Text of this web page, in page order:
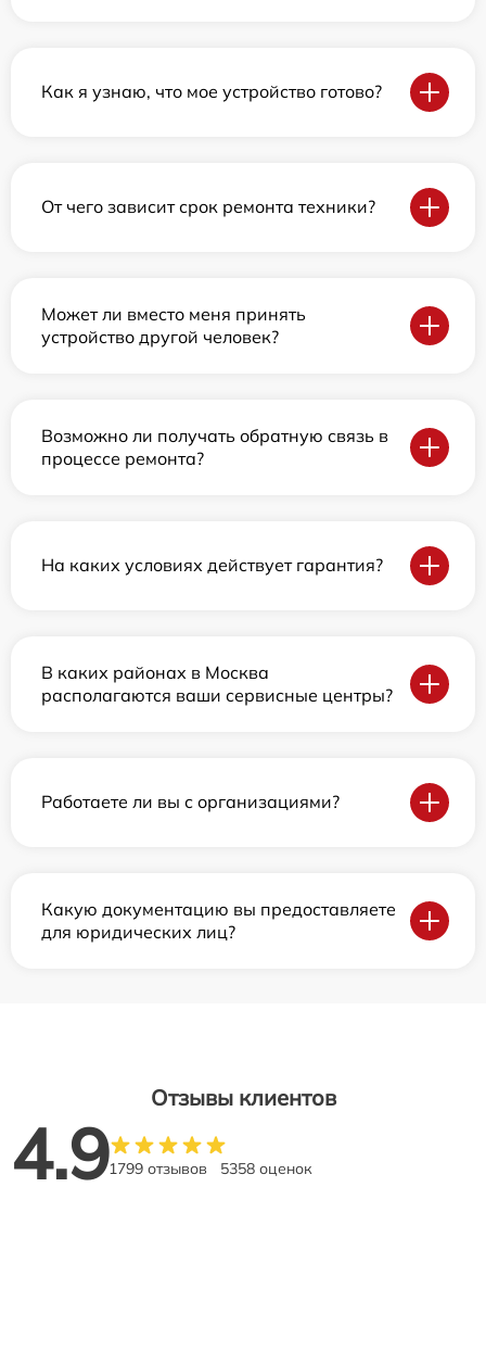
Как я узнаю, что мое устройство готово?
От чего зависит срок ремонта техники?
Может ли вместо меня принять
устройство другой человек?
Возможно ли получать обратную связь в
процессе ремонта?
На каких условиях действует гарантия?
В каких районах в Москва
располагаются ваши сервисные центры?
Работаете ли вы с организациями?
Какую документацию вы предоставляете
для юридических лиц?
Отзывы клиентов
4.91799 отзывов 5358 оценок